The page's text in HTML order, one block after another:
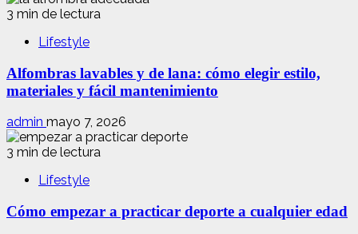
3 min de lectura
Lifestyle
Alfombras lavables y de lana: cómo elegir estilo,
materiales y fácil mantenimiento
admin mayo 7, 2026
3 min de lectura
Lifestyle
Cómo empezar a practicar deporte a cualquier edad